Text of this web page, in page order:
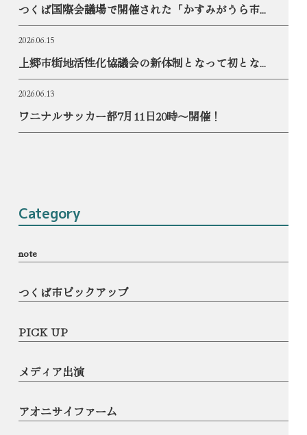
つくば国際会議場で開催された「かすみがうら市...
2026.06.15
上郷市街地活性化協議会の新体制となって初とな...
2026.06.13
ワニナルサッカー部7月11日20時〜開催！
Category
note
つくば市ピックアップ
PICK UP
メディア出演
アオニサイファーム